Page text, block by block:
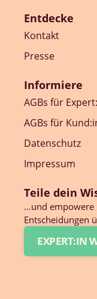
Entdecke
Kontakt
Presse
Informiere
AGBs für
AGBs für
Datenschutz
Impressum
Teile dein
…und empowere
Entscheidungen
EXPERT:IN